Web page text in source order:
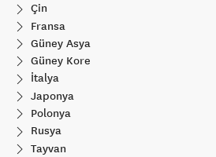
Çin
Fransa
Güney Asya
Güney Kore
İtalya
Japonya
Polonya
Rusya
Tayvan